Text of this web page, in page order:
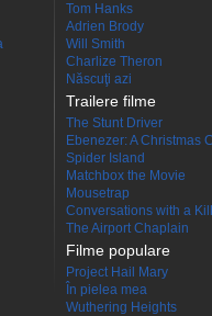
Tom Hanks
Adrien Brody
Will Smith
Charlize Theron
Născuţi azi
Trailere filme
The Stunt Driver
Ebenezer: A Christmas
Spider Island
Matchbox the Movie
Mousetrap
Conversations with a
The Airport Chaplain
Filme populare
Project Hail Mary
În pielea mea
Wuthering Heights